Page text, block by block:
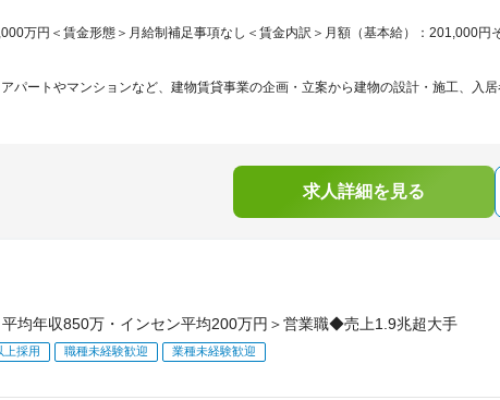
万円＜賃金形態＞月給制補足事項なし＜賃金内訳＞月額（基本給）：201,000円そ
パートやマンションなど、建物賃貸事業の企画・立案から建物の設計・施工、入居
求人詳細を見る
平均年収850万・インセン平均200万円＞営業職◆売上1.9兆超大手
上採用 職種未経験歓迎 業種未経験歓迎